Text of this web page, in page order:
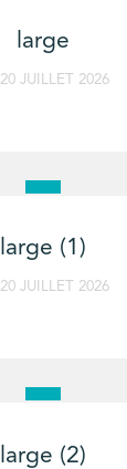
large
20 JUILLET 2026
large (1)
20 JUILLET 2026
large (2)